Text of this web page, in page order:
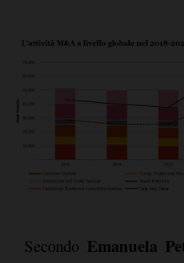
Secondo Emanuela